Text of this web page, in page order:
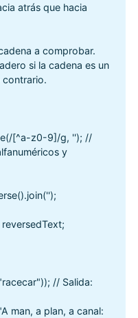
atrás que hacia
a comprobar.
si la cadena es un
contrario.
[^a-z0-9]/g, ''); //
y
// Salida:
man, a plan, a canal: